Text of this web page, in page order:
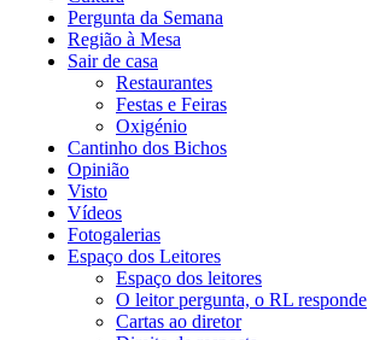
Pergunta da Semana
Região à Mesa
Sair de casa
Restaurantes
Festas e Feiras
Oxigénio
Cantinho dos Bichos
Opinião
Visto
Vídeos
Fotogalerias
Espaço dos Leitores
Espaço dos leitores
O leitor pergunta, o RL responde
Cartas ao diretor